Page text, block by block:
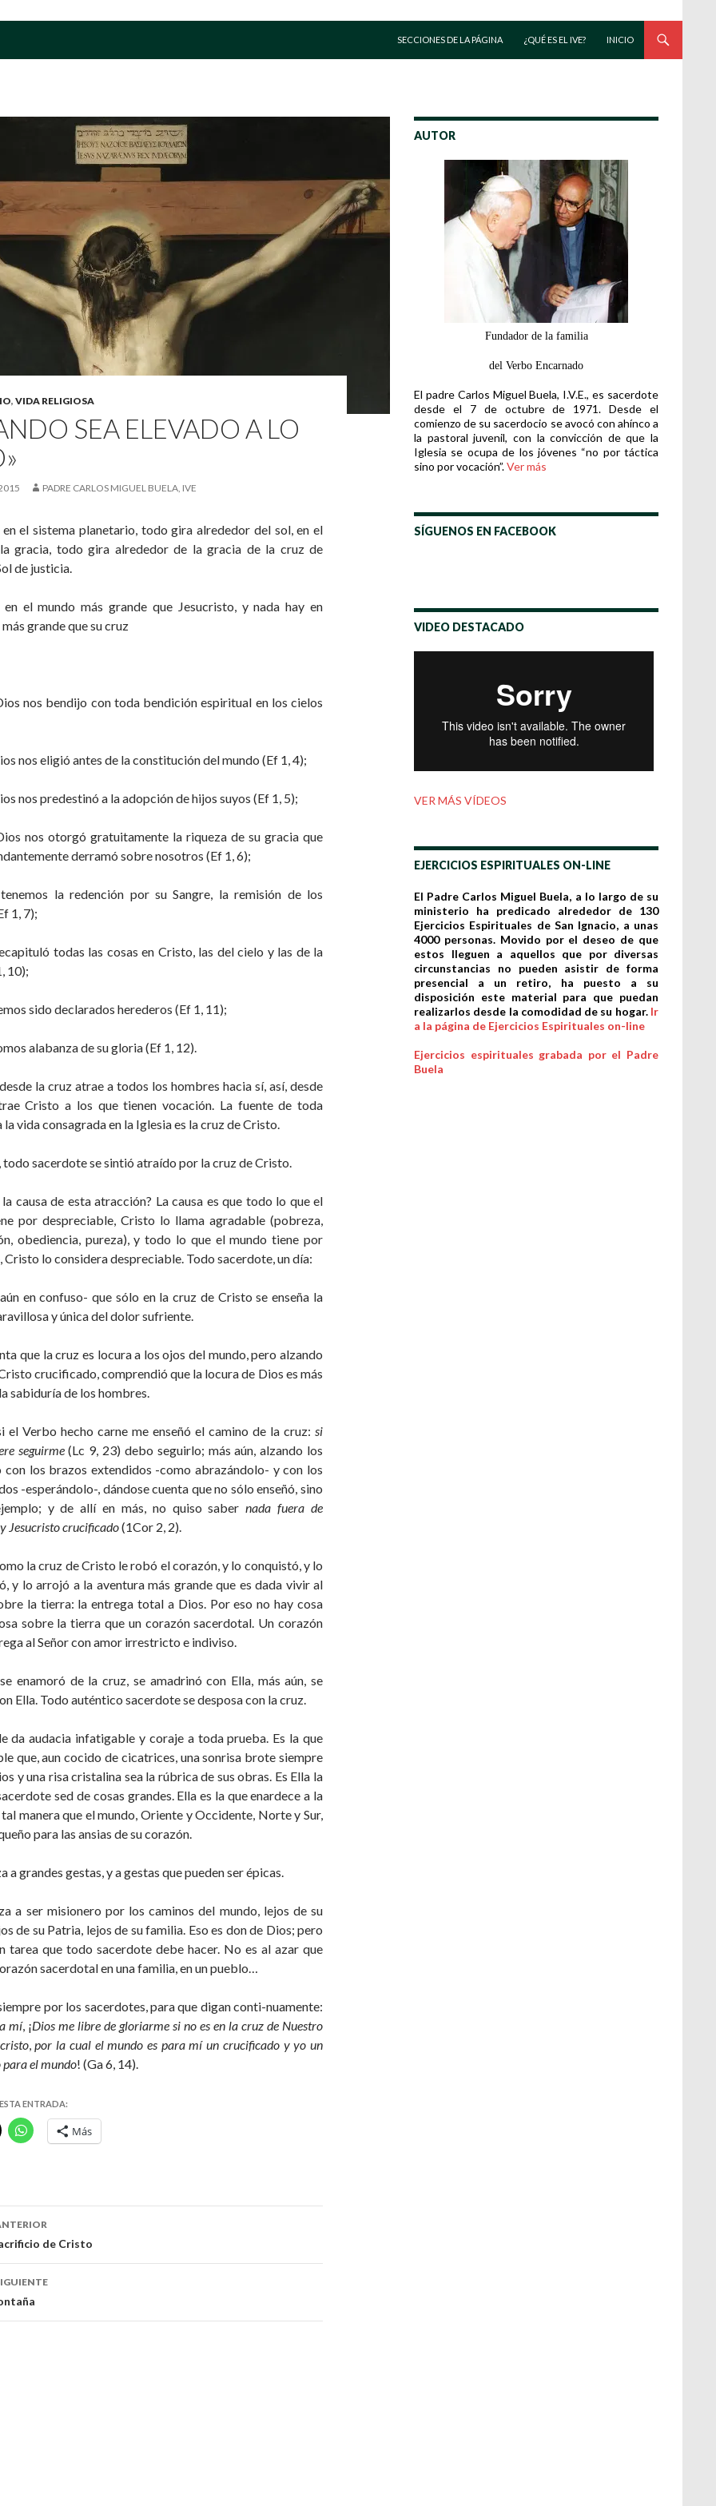
SECCIONES DE LA PÁGINA
¿QUÉ ES EL IVE? INICIO
, VIDA RELIGIOSA
SEA ELEVADO A LO
PADRE CARLOS MIGUEL BUELA, IVE
el sistema planetario, todo gira alrededor del sol, en el
gracia, todo gira alrededor de la gracia de la cruz de
de justicia.
en el mundo más grande que Jesucristo, y nada hay en
grande que su cruz
nos bendijo con toda bendición espiritual en los cielos
nos eligió antes de la constitución del mundo (Ef 1, 4);
nos predestinó a la adopción de hijos suyos (Ef 1, 5);
nos otorgó gratuitamente la riqueza de su gracia que
derramó sobre nosotros (Ef 1, 6);
la redención por su Sangre, la remisión de los
1, 7);
todas las cosas en Cristo, las del cielo y las de la
10);
sido declarados herederos (Ef 1, 11);
alabanza de su gloria (Ef 1, 12).
la cruz atrae a todos los hombres hacia sí, así, desde
Cristo a los que tienen vocación. La fuente de toda
la vida consagrada en la Iglesia es la cruz de Cristo.
todo sacerdote se sintió atraído por la cruz de Cristo.
la causa de esta atracción? La causa es que todo lo que el
por despreciable, Cristo lo llama agradable (pobreza,
obediencia, pureza), y todo lo que el mundo tiene por
Cristo lo considera despreciable. Todo sacerdote, un día:
en confuso- que sólo en la cruz de Cristo se enseña la
y única del dolor sufriente.
que la cruz es locura a los ojos del mundo, pero alzando
crucificado, comprendió que la locura de Dios es más
sabiduría de los hombres.
el Verbo hecho carne me enseñó el camino de la cruz: si
seguirme(Lc 9, 23) debo seguirlo; más aún, alzando los
con los brazos extendidos -como abrazándolo- y con los
-esperándolo-, dándose cuenta que no sólo enseñó, sino
y de allí en más, no quiso sabernada fuera de
y Jesucristo crucificado(1Cor 2, 2).
la cruz de Cristo le robó el corazón, y lo conquistó, y lo
y lo arrojó a la aventura más grande que es dada vivir al
la tierra: la entrega total a Dios. Por eso no hay cosa
sobre la tierra que un corazón sacerdotal. Un corazón
al Señor con amor irrestricto e indiviso.
enamoró de la cruz, se amadrinó con Ella, más aún, se
Ella. Todo auténtico sacerdote se desposa con la cruz.
da audacia infatigable y coraje a toda prueba. Es la que
que, aun cocido de cicatrices, una sonrisa brote siempre
y una risa cristalina sea la rúbrica de sus obras. Es Ella la
sed de cosas grandes. Ella es la que enardece a la
manera que el mundo, Oriente y Occidente, Norte y Sur,
para las ansias de su corazón.
a grandes gestas, y a gestas que pueden ser épicas.
a ser misionero por los caminos del mundo, lejos de su
de su Patria, lejos de su familia. Eso es don de Dios; pero
tarea que todo sacerdote debe hacer. No es al azar que
sacerdotal en una familia, en un pueblo…
por los sacerdotes, para que digan conti-nuamente:
mí, ¡Dios me libre de gloriarme si no es en la cruz de Nuestro
,por la cual el mundo es para mí un crucificado y yo un
el mundo! (Ga 6, 14).
ENTRADA:
Más
de Cristo
AUTOR
Fundador de la familia
del Verbo Encarnado
El padre Carlos Miguel Buela, I.V.E., es sacerdote
desde el 7 de octubre de 1971. Desde el
comienzo de su sacerdocio se avocó con ahínco a
la pastoral juvenil, con la convicción de que la
Iglesia se ocupa de los jóvenes “no por táctica
sino por vocación”.Ver más
SÍGUENOS EN FACEBOOK
VIDEO DESTACADO
VER MÁS VÍDEOS
EJERCICIOS ESPIRITUALES ON-LINE
El Padre Carlos Miguel Buela, a lo largo de su
ministerio ha predicado alrededor de 130
Ejercicios Espirituales de San Ignacio, a unas
4000 personas. Movido por el deseo de que
estos lleguen a aquellos que por diversas
circunstancias no pueden asistir de forma
presencial a un retiro, ha puesto a su
disposición este material para que puedan
realizarlos desde la comodidad de su hogar. Ir
a la página de Ejercicios Espirituales on-line
Ejercicios espirituales grabada por el Padre
Buela